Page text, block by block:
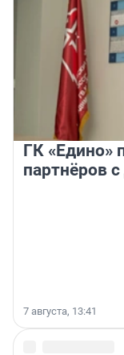
ГК «Едино»
партнёров
7 августа, 13:41